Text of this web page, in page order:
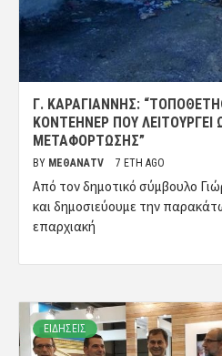
Γ. ΚΑΡΑΓΙΆΝΝΗΣ:
ΚΟΝΤΈΗΝΕΡ ΠΟΥ
ΜΕΤΑΦΌΡΤΩΣΗΣ”
BY ΜΈΘΑΝΑTV 7 ΈΤΗ AGO
Από τον δημοτικό σύμβουλο
και δημοσιεύουμε την
επαρχιακή
ΕΙΔΗΣΕΙΣ